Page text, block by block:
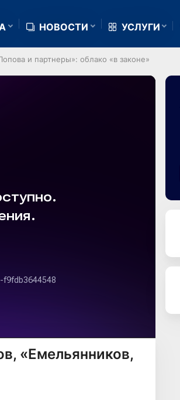
НОВОСТИ УСЛУГИ
и партнеры»: облако «в законе»
«Емельянников,